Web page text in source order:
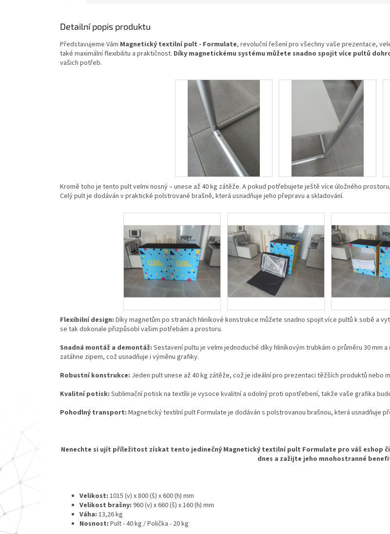
Detailní popis produktu
Představujeme Vám Magnetický textilní pult - Formulate, revoluční řešení pro všechny vaše prezentace,
také maximální flexibilitu a praktičnost. Díky magnetickému systému můžete snadno spojit více pultů
vašich potřeb.
Kromě toho je tento pult velmi nosný – unese až 40 kg zátěže. A pokud potřebujete ještě více úložného
Celý pult je dodáván v praktické polstrované brašně, která usnadňuje jeho přepravu a skladování.
Flexibilní design: Díky magnetům po stranách hliníkové konstrukce můžete snadno spojit více pultů k sobě a
se tak dokonale přizpůsobí vašim potřebám a prostoru.
Snadná montáž a demontáž: Sestavení pultu je velmi jednoduché díky hliníkovým trubkám o průměru 30 mm
zatáhne zipem, což usnadňuje i výměnu grafiky.
Robustní konstrukce: Jeden pult unese až 40 kg zátěže, což je ideální pro prezentaci těžších produktů nebo
Kvalitní potisk: Sublimační potisk na textílii je vysoce kvalitní a odolný proti opotřebení, takže vaše grafika
Pohodlný transport: Magnetický textilní pult Formulate je dodáván s polstrovanou brašnou, která usnadňuje
Nenechte si ujít příležitost získat tento jedinečný Magnetický textilní pult Formulate pro váš eshop
dnes a zažijte jeho mnohostranné
Velikost: 1015 (v) x 800 (š) x 600 (h) mm
Velikost brašny: 960 (v) x 660 (š) x 160 (h) mm
Váha: 13,26 kg
Nosnost: Pult - 40 kg /Polička - 20 kg